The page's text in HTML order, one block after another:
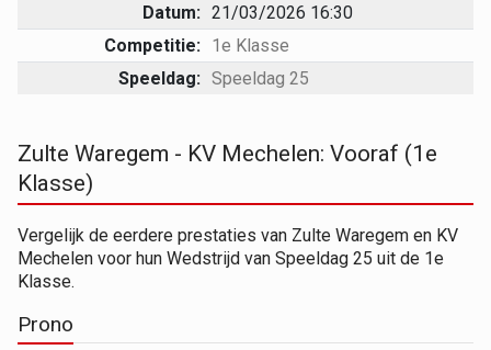
Datum: 21/03/2026 16:30
Competitie: 1e Klasse
Speeldag: Speeldag 25
Zulte Waregem - KV Mechelen: Vooraf (1e
Klasse)
Vergelijk de eerdere prestaties van Zulte Waregem en KV
Mechelen voor hun Wedstrijd van Speeldag 25 uit de 1e
Klasse.
Prono